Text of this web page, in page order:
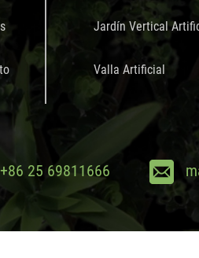
Jardín Vertical
Valla Artificial
+86 25 69811666